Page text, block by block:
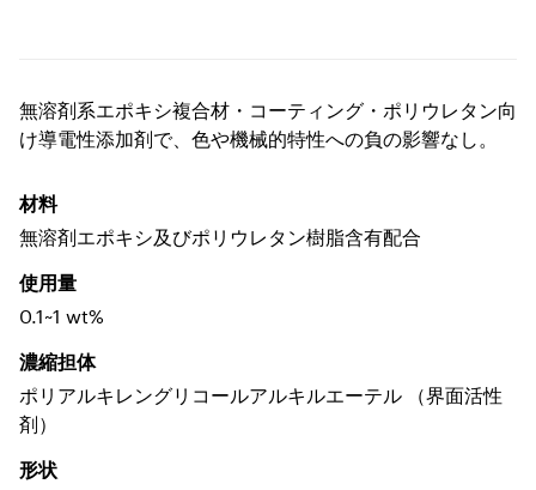
無溶剤系エポキシ複合材・コーティング・ポリウレタン向
け導電性添加剤で、色や機械的特性への負の影響なし。
材料
無溶剤エポキシ及びポリウレタン樹脂含有配合
使用量
0.1~1 wt%
濃縮担体
ポリアルキレングリコールアルキルエーテル （界面活性
剤）
形状